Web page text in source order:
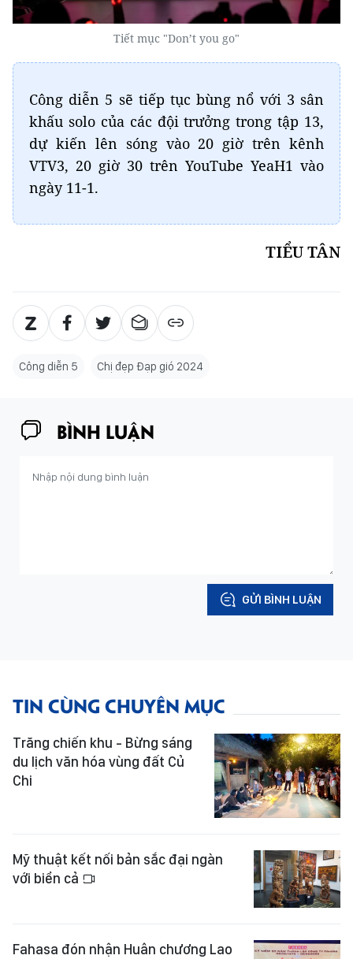
Tiết mục "Don’t you go"
Công diễn 5 sẽ tiếp tục bùng nổ với 3 sân
khấu solo của các đội trưởng trong tập 13,
dự kiến lên sóng vào 20 giờ trên kênh
VTV3, 20 giờ 30 trên YouTube YeaH1 vào
ngày 11-1.
TIỂU TÂN
Công diễn 5 Chị đẹp Đạp gió 2024
BÌNH LUẬN
GỬI BÌNH LUẬN
TIN CÙNG CHUYÊN MỤC
Trăng chiến khu - Bừng sáng
du lịch văn hóa vùng đất Củ
Chi
Mỹ thuật kết nối bản sắc đại ngàn
với biển cả
Fahasa đón nhận Huân chương Lao